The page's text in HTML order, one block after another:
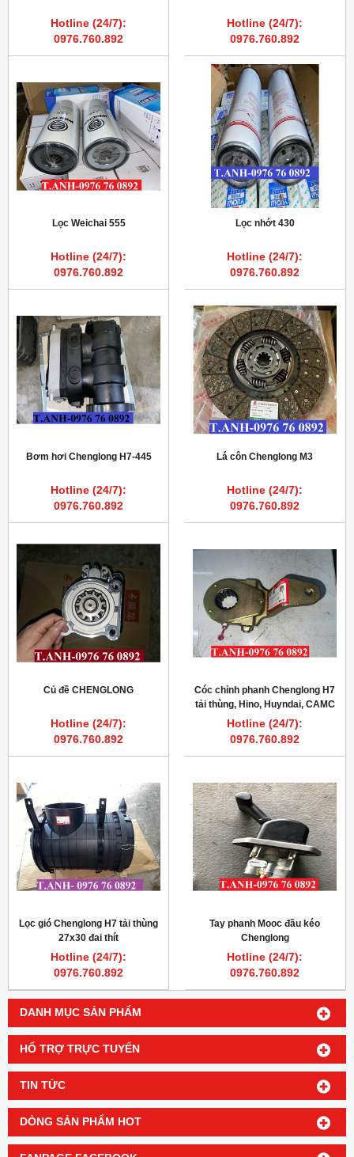
DANH MỤC SẢN PHẨM
HỔ TRỢ TRỰC TUYẾN
TIN TỨC
DÒNG SẢN PHẨM HOT
Hotline (24/7):
0976.760.892
Hotline (24/7):
0976.760.892
Lọc Weichai 555
Hotline (24/7):
0976.760.892
Lọc nhớt 430
Hotline (24/7):
0976.760.892
Bơm hơi Chenglong H7-445
Hotline (24/7):
0976.760.892
Lá côn Chenglong M3
Hotline (24/7):
0976.760.892
Củ đề CHENGLONG
Hotline (24/7):
0976.760.892
Cóc chỉnh phanh Chenglong H7
tải thùng, Hino, Huyndai, CAMC
Hotline (24/7):
0976.760.892
Lọc gió Chenglong H7 tải thùng
27x30 đai thít
Hotline (24/7):
0976.760.892
Tay phanh Mooc đầu kéo
Chenglong
Hotline (24/7):
0976.760.892